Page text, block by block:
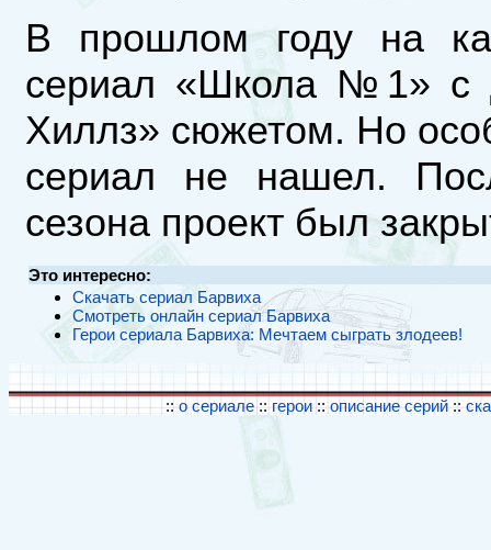
В прошлом году на
сериал «Школа №1» с
Хиллз» сюжетом. Но
сериал не нашел.
сезона проект был
Это интересно:
Скачать сериал Барвиха
Смотреть онлайн сериал Барвиха
Герои сериала Барвиха: Мечтаем сыграть злодеев!
:: о сериале:: герои::описание серий::